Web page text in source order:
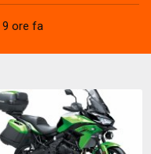
9 ore fa